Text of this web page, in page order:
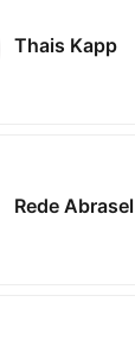
Thais Kapp
Rede Abrasel